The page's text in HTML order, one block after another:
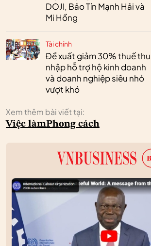
DOJI, Bảo Tín Mạnh Hải và
Mi Hồng
Tài chính
Đề xuất giảm 30% thuế thu
nhập hỗ trợ hộ kinh doanh
và doanh nghiệp siêu nhỏ
vượt khó
Xem thêm bài viết tại:
Việc làmPhong cách